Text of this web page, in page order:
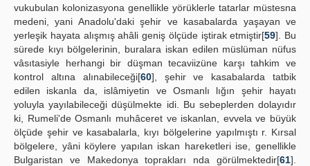
vukubulan kolonizasyona genellikle yörüklerle tatarlar müstesna
medeni, yani Anadolu'daki şehir ve kasabalarda yaşayan ve
yerleşik hayata alışmış ahâli geniş ölçüde iştirak etmiştir[59]. Bu
sürede kıyı bölgelerinin, buralara iskan edilen müslüman nüfus
vâsıtasiyle herhangi bir düşman tecaviizüne karşı tahkim ve
kontrol altına alınabileceği[60], şehir ve kasabalarda tatbik
edilen iskanla da, islâmiyetin ve Osmanlı lığın şehir hayatı
yoluyla yayılabileceği düşülmekte idi. Bu sebeplerden dolayıdır
ki, Rumeli'de Osmanlı muhâceret ve iskanlan, evvela ve büyük
ölçüde şehir ve kasabalarla, kıyı bölgelerine yapılmıştı r. Kırsal
bölgelere, yâni köylere yapılan iskan hareketleri ise, genellikle
Bulgaristan ve Makedonya toprakları nda görülmektedir[61].